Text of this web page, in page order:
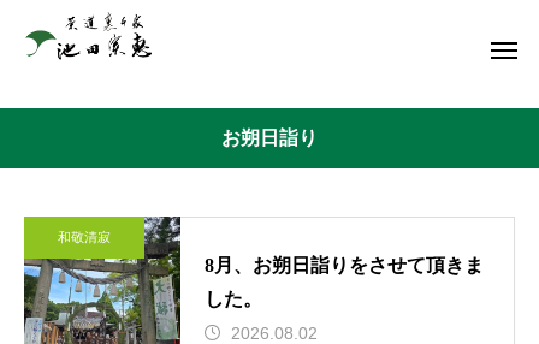
お朔日詣り
和敬清寂
8月、お朔日詣りをさせて頂きま
した。
2026.08.02